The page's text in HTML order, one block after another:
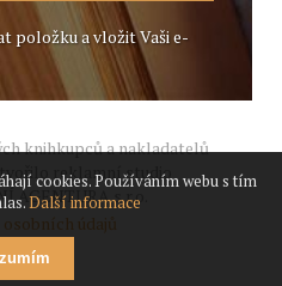
položku a vložit Vaši e-
knihkupců a nakladatelů
reklamní studio
AGENTURA s.r.o.
údajů
cookies. Používáním webu s tím
Další informace